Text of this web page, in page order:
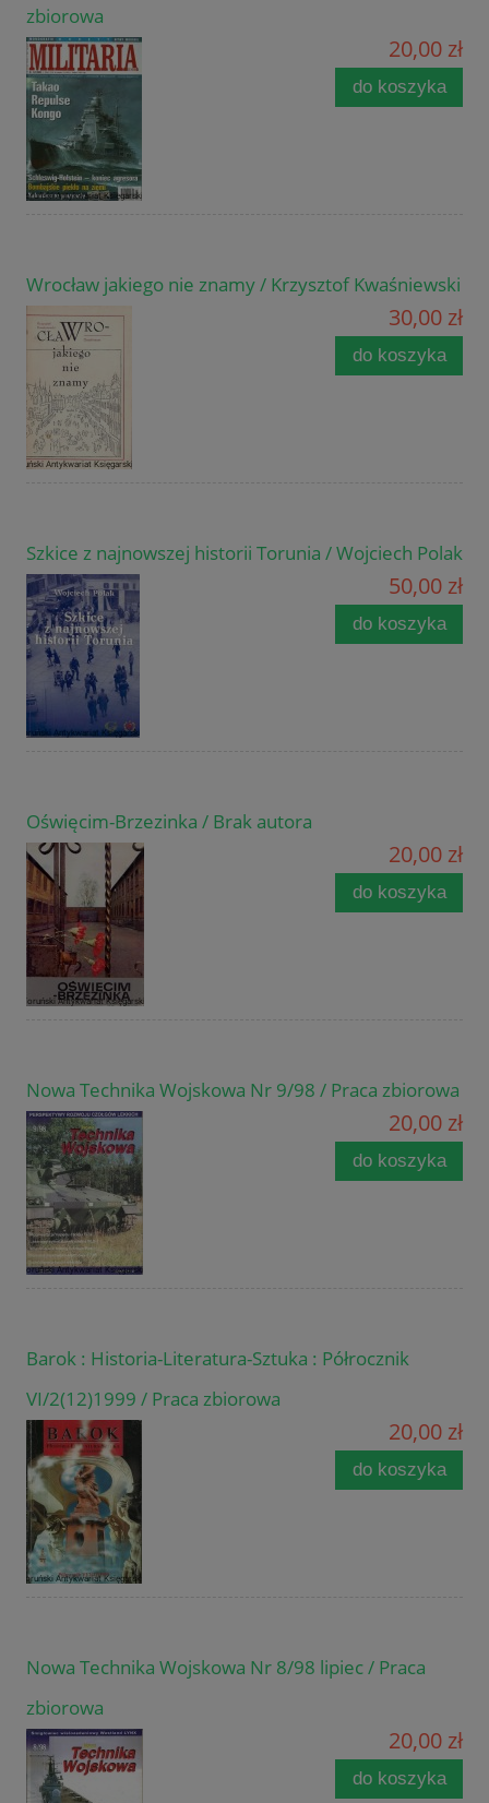
zbiorowa
20,00 zł
do koszyka
Wrocław jakiego nie znamy / Krzysztof Kwaśniewski
30,00 zł
do koszyka
Szkice z najnowszej historii Torunia / Wojciech Polak
50,00 zł
do koszyka
Oświęcim-Brzezinka / Brak autora
20,00 zł
do koszyka
Nowa Technika Wojskowa Nr 9/98 / Praca zbiorowa
20,00 zł
do koszyka
Barok : Historia-Literatura-Sztuka : Półrocznik
VI/2(12)1999 / Praca zbiorowa
20,00 zł
do koszyka
Nowa Technika Wojskowa Nr 8/98 lipiec / Praca
zbiorowa
20,00 zł
do koszyka